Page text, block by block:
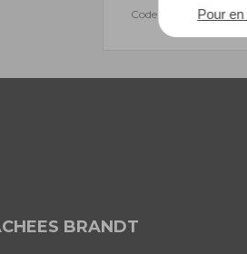
Pour
Code EAN :
BRANDT